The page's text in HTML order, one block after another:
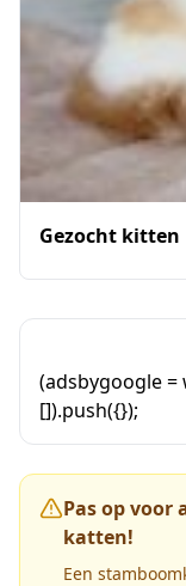
Gezocht kitten
(adsbygoogle
[]).push({});
Pas op voor
katten!
Een